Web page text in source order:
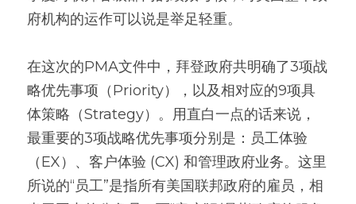
府机构的运作可以说是举足轻重。
在这次的PMA文件中，拜登政府共明确了3项战
略优先事项（Priority），以及相对应的9项具
体策略（Strategy）。用直白一点的话来说，
最重要的3项战略优先事项分别是：员工体验
（EX）、客户体验 (CX) 和管理政府业务。这里
所说的“员工”是指所有美国联邦政府的雇员，相